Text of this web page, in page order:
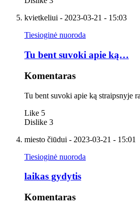
kvietkeliui - 2023-03-21 - 15:03
Tiesioginė nuoroda
Tu bent suvoki apie ką…
Komentaras
Tu bent suvoki apie ką straipsnyje
Like 5
Dislike 3
miesto čiūdui - 2023-03-21 - 15:01
Tiesioginė nuoroda
laikas gydytis
Komentaras